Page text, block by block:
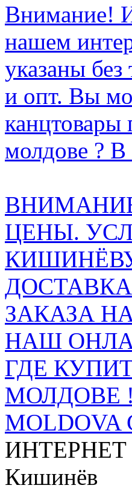
Внимание!
нашем
указаны
и опт. Вы
канцтовары
молдове ? В
ЦЕНЫ.
ЗАКАЗА
НАШ
ГДЕ
МОЛДОВЕ !
MOLDOVA
Кишинёв